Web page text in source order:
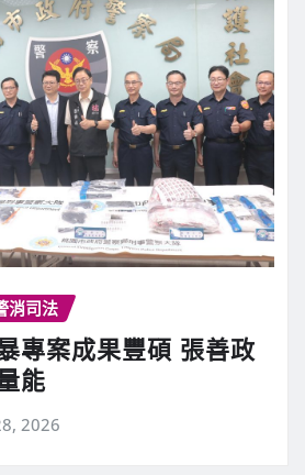
消司法
專案成果豐碩 張善政
能
2026